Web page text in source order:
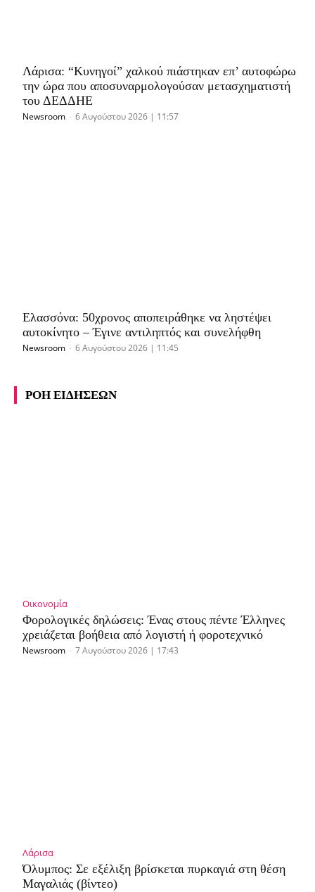
Λάρισα: “Κυνηγοί” χαλκού πιάστηκαν επ’ αυτοφώρω
την ώρα που αποσυναρμολογούσαν μετασχηματιστή
του ΔΕΔΔΗΕ
Newsroom - 6 Αυγούστου 2026 | 11:57
Ελασσόνα: 50χρονος αποπειράθηκε να ληστέψει
αυτοκίνητο – Έγινε αντιληπτός και συνελήφθη
Newsroom - 6 Αυγούστου 2026 | 11:45
ΡΟΗ ΕΙΔΗΣΕΩΝ
Οικονομία
Φορολογικές δηλώσεις: Ένας στους πέντε Έλληνες
χρειάζεται βοήθεια από λογιστή ή φοροτεχνικό
Newsroom - 7 Αυγούστου 2026 | 17:43
Λάρισα
Όλυμπος: Σε εξέλιξη βρίσκεται πυρκαγιά στη θέση
Μαγαλιάς (βίντεο)